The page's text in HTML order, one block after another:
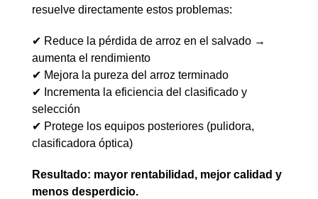
resuelve directamente estos problemas:
✔ Reduce la pérdida de arroz en el salvado →
aumenta el rendimiento
✔ Mejora la pureza del arroz terminado
✔ Incrementa la eficiencia del clasificado y
selección
✔ Protege los equipos posteriores (pulidora,
clasificadora óptica)
Resultado: mayor rentabilidad, mejor calidad y
menos desperdicio.